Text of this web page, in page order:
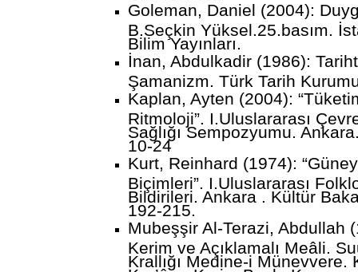
Goleman, Daniel (2004):
B.Seçkin Yüksel.25.basım.
Bilim Yayınları.
İnan, Abdulkadir (1986):
Şamanizm. Türk Tarih
Kaplan, Ayten (2004):
Ritmoloji”. I.Uluslararası
Sağlığı Sempozyumu.
10-24
Kurt, Reinhard (1974): “Güney
Biçimleri”. I.Uluslararası
Bildirileri. Ankara . Kültür
192-215.
Mubeşşir Al-Terazi, Abdullah
Kerim ve Açıklamalı Meâli.
Krallığı Medine-i Münevvere.